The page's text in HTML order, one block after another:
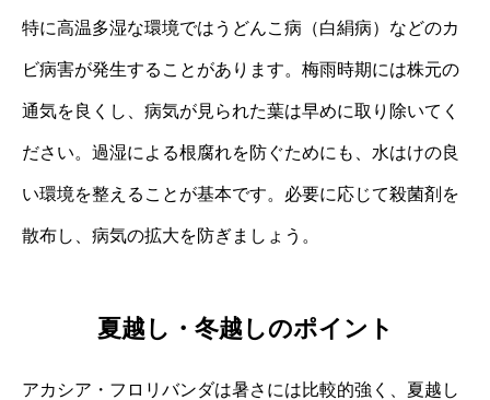
特に高温多湿な環境ではうどんこ病（白絹病）などのカ
ビ病害が発生することがあります。梅雨時期には株元の
通気を良くし、病気が見られた葉は早めに取り除いてく
ださい。過湿による根腐れを防ぐためにも、水はけの良
い環境を整えることが基本です。必要に応じて殺菌剤を
散布し、病気の拡大を防ぎましょう。
夏越し・冬越しのポイント
アカシア・フロリバンダは暑さには比較的強く、夏越し